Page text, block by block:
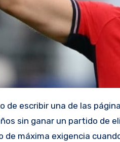
de escribir una de las
sin ganar un partido de
de máxima exigencia